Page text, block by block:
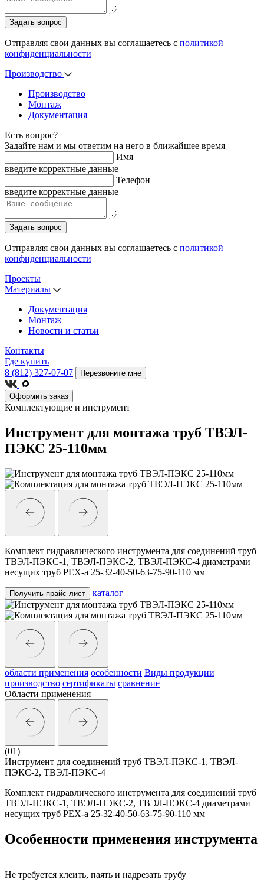
Задать вопрос
Отправляя свои данных вы соглашаетесь с политикой
конфиденциальности
Производство
Производство
Монтаж
Документация
Есть вопрос?
Задайте нам и мы ответим на него в ближайшее время
Имя
введите корректные данные
Телефон
введите корректные данные
Задать вопрос
Отправляя свои данных вы соглашаетесь с политикой
конфиденциальности
Проекты
Материалы
Документация
Монтаж
Новости и статьи
Контакты
Где купить
8 (812) 327-07-07
Перезвоните мне
Оформить заказ
Комплектующие и инструмент
Инструмент для монтажа труб ТВЭЛ-
ПЭКС 25-110мм
Комплект гидравлического инструмента для соединений труб
ТВЭЛ-ПЭКС-1, ТВЭЛ-ПЭКС-2, ТВЭЛ-ПЭКС-4 диаметрами
несущих труб PEX-a 25-32-40-50-63-75-90-110 мм
Получить прайс-лист каталог
области применения особенности Виды продукции
производство сертификаты сравнение
Области применения
(01)
Инструмент для соединений труб ТВЭЛ-ПЭКС-1, ТВЭЛ-
ПЭКС-2, ТВЭЛ-ПЭКС-4
Комплект гидравлического инструмента для соединений труб
ТВЭЛ-ПЭКС-1, ТВЭЛ-ПЭКС-2, ТВЭЛ-ПЭКС-4 диаметрами
несущих труб PEX-a 25-32-40-50-63-75-90-110 мм
Особенности применения инструмента
Не требуется клеить, паять и надрезать трубу